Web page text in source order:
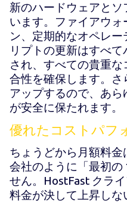
新のハードウェアと
います。ファイアウォ
ン、定期的なオペレ
リプトの更新はすべ
され、すべての貴重
合性を確保します。さ
アップするので、あ
が安全に保たれます。
優れたコストパフ
ちょうどから 月額料
会社のように「最初の
せん。HostFast クラ
料金が決して上昇しな